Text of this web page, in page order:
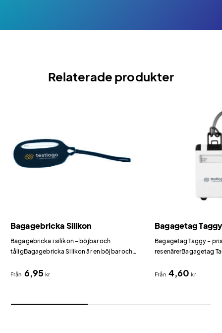
Relaterade produkter
Bagagebricka Silikon
Bagagebricka i silikon – böjbar och
tåligBagagebricka Silikon är en böjbar och
Från 6,95kr
Bagagetag
Bagagetag Taggy –
resenärerBagagetag
giveaway vid mässor,
Från 4,60kr